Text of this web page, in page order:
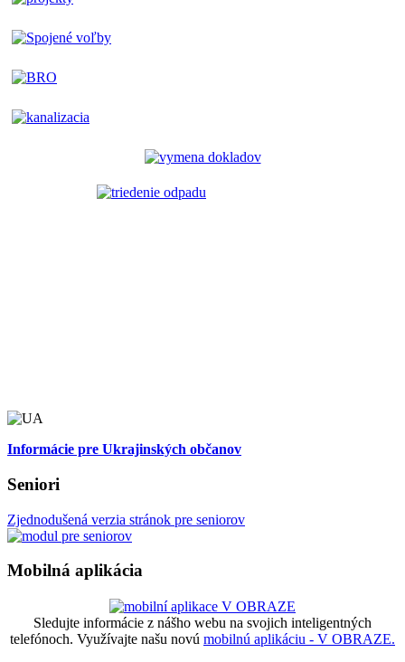
Informácie pre Ukrajinských občanov
Seniori
Zjednodušená verzia stránok pre seniorov
Mobilná aplikácia
Sledujte informácie z nášho webu na svojich inteligentných
telefónoch. Využívajte našu novú mobilnú aplikáciu - V OBRAZE.